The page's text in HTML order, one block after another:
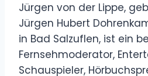
Jürgen von der Lippe,
Jürgen Hubert
in Bad Salzuflen, ist ein
Fernsehmoderator,
Schauspieler,